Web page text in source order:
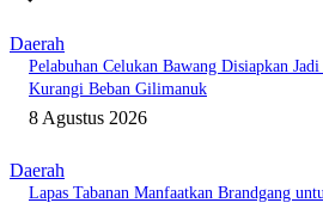
Daerah
Pelabuhan Celukan Bawang Disiapkan
Kurangi Beban Gilimanuk
8 Agustus 2026
Daerah
Lapas Tabanan Manfaatkan Brandgang